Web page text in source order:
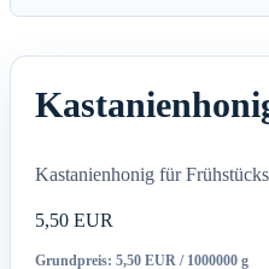
Kastanienhonig für
5,50 EUR
Grundpreis: 5,50 EUR / 1000000 g